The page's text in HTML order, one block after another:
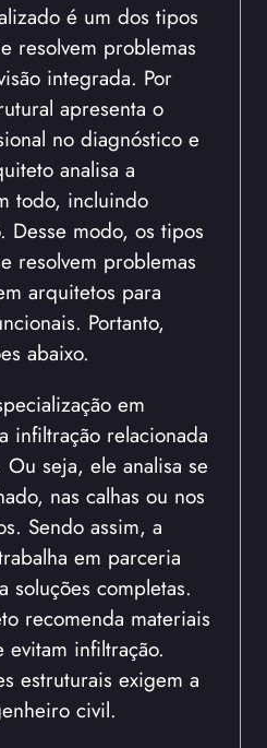
é um dos tipos
resolvem problemas
integrada. Por
apresenta o
no diagnóstico e
analisa a
todo, incluindo
Desse modo, os tipos
resolvem problemas
arquitetos para
Portanto,
abaixo.
em
infiltração relacionada
seja, ele analisa se
nas calhas ou nos
Sendo assim, a
em parceria
soluções completas.
recomenda materiais
evitam infiltração.
estruturais exigem a
civil.